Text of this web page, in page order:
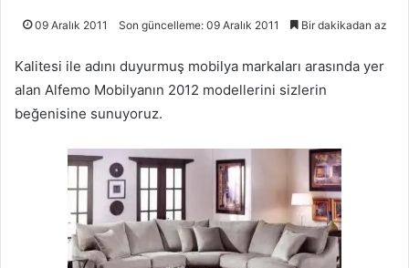
09 Aralık 2011 Son güncelleme: 09 Aralık 2011 Bir dakikadan az
Kalitesi ile adını duyurmuş mobilya markaları arasında yer
alan Alfemo Mobilyanın 2012 modellerini sizlerin
beğenisine sunuyoruz.